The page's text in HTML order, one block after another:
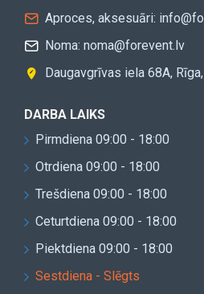
Aproces, aksesuāri:
Noma: noma@forevent.lv
Daugavgrīvas iela 68A,
DARBA LAIKS
Pirmdiena 09:00 - 18:00
Otrdiena 09:00 - 18:00
Trešdiena 09:00 - 18:00
Ceturtdiena 09:00 - 18:00
Piektdiena 09:00 - 18:00
Sestdiena - Slēgts